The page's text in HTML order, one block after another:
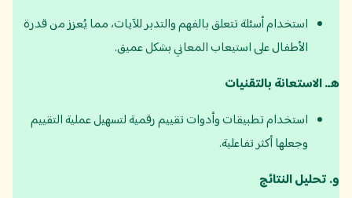
استخدام أسئلة تتعلق بالفهم والتدبر للآيات، مما يُعزز من قدرة
الأطفال على استيعاب المعاني بشكل عميق.
هـ.الاستعانة بالتقنيات
استخدام تطبيقات وأدوات تقييم رقمية لتسهيل عملية التقييم
وجعلها أكثر تفاعلية.
و.تحليل النتائج